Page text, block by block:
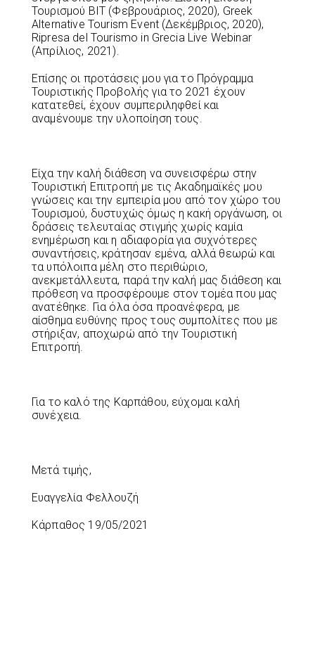
Τουρισμού BIT (Φεβρουάριος, 2020), Greek
Alternative Tourism Event (Δεκέμβριος, 2020),
Ripresa del Tourismo in Grecia Live Webinar
(Απρίλιος, 2021).
Επίσης οι προτάσεις μου για το Πρόγραμμα
Τουριστικής Προβολής για το 2021 έχουν
κατατεθεί, έχουν συμπεριληφθεί και
αναμένουμε την υλοποίηση τους.
Είχα την καλή διάθεση να συνεισφέρω στην
Τουριστική Επιτροπή με τις Ακαδημαϊκές μου
γνώσεις και την εμπειρία μου από τον χώρο του
Τουρισμού, δυστυχώς όμως η κακή οργάνωση, οι
δράσεις τελευταίας στιγμής χωρίς καμία
ενημέρωση και η αδιαφορία για συχνότερες
συναντήσεις, κράτησαν εμένα, αλλά θεωρώ και
τα υπόλοιπα μέλη στο περιθώριο,
ανεκμετάλλευτα, παρά την καλή μας διάθεση και
πρόθεση να προσφέρουμε στον τομέα που μας
ανατέθηκε. Για όλα όσα προανέφερα, με
αίσθημα ευθύνης προς τους συμπολίτες που με
στήριξαν, αποχωρώ από την Τουριστική
Επιτροπή.
Για το καλό της Καρπάθου, εύχομαι καλή
συνέχεια.
Μετά τιμής,
Ευαγγελία Φελλουζή
Κάρπαθος 19/05/2021